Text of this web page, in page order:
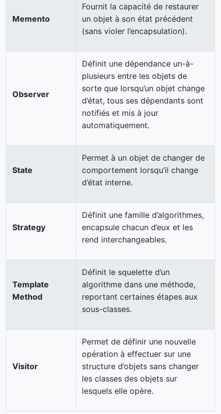
Memento
Fournit la capacité de restaurer
un objet à son état précédent
(sans violer l’encapsulation).
Observer
Définit une dépendance un-à-
plusieurs entre les objets de
sorte que lorsqu’un objet change
d’état, tous ses dépendants sont
notifiés et mis à jour
automatiquement.
State
Permet à un objet de changer de
comportement lorsqu’il change
d’état interne.
Strategy
Définit une famille d’algorithmes,
encapsule chacun d’eux et les
rend interchangeables.
Template
Method
Définit le squelette d’un
algorithme dans une méthode,
reportant certaines étapes aux
sous-classes.
Visitor
Permet de définir une nouvelle
opération à effectuer sur une
structure d’objets sans changer
les classes des objets sur
lesquels elle opère.